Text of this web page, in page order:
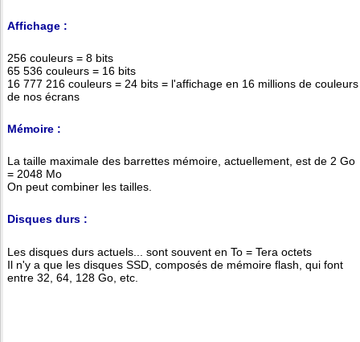
Affichage :
256 couleurs = 8 bits
65 536 couleurs = 16 bits
16 777 216 couleurs = 24 bits = l'affichage en 16 millions de couleurs
de nos écrans
Mémoire :
La taille maximale des barrettes mémoire, actuellement, est de 2 Go
= 2048 Mo
On peut combiner les tailles.
Disques durs :
Les disques durs actuels... sont souvent en To = Tera octets
Il n'y a que les disques SSD, composés de mémoire flash, qui font
entre 32, 64, 128 Go, etc.